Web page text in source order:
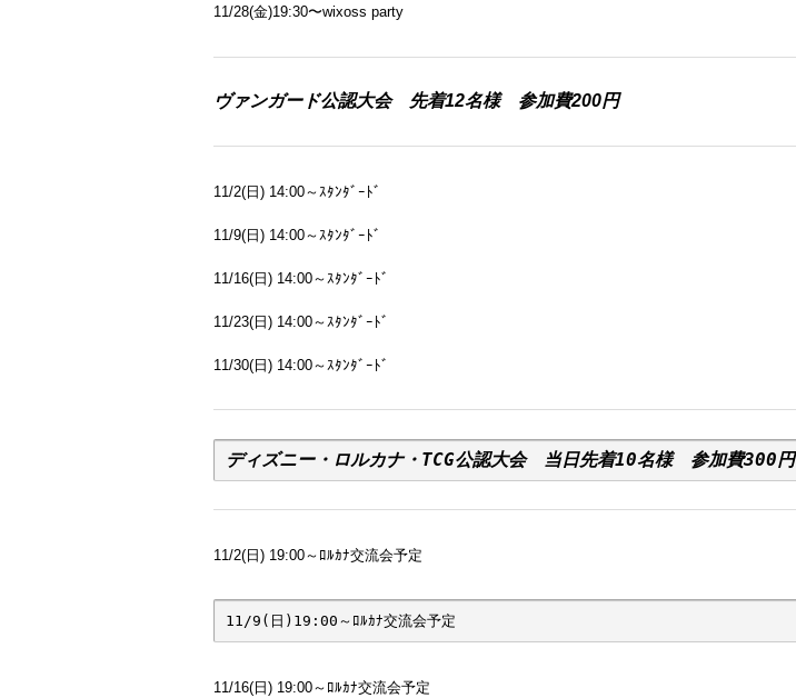
11/28(金)19:30〜wixoss party
ヴァンガード公認大会 先着12名様 参加費200円
11/2(日) 14:00～ｽﾀﾝﾀﾞｰﾄﾞ
11/9(日) 14:00～ｽﾀﾝﾀﾞｰﾄﾞ
11/16(日) 14:00～ｽﾀﾝﾀﾞｰﾄﾞ
11/23(日) 14:00～ｽﾀﾝﾀﾞｰﾄﾞ
11/30(日) 14:00～ｽﾀﾝﾀﾞｰﾄﾞ
ディズニー・ロルカナ・TCG公認大会　当日先着10名様　参加費300円
11/2(日) 19:00～ﾛﾙｶﾅ交流会予定
11/9(日)19:00～ﾛﾙｶﾅ交流会予定
11/16(日) 19:00～ﾛﾙｶﾅ交流会予定